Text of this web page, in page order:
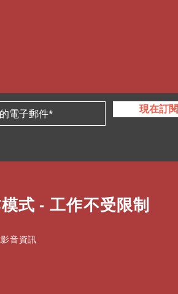
現在訂閱
式 - 工作不受限制
音資訊